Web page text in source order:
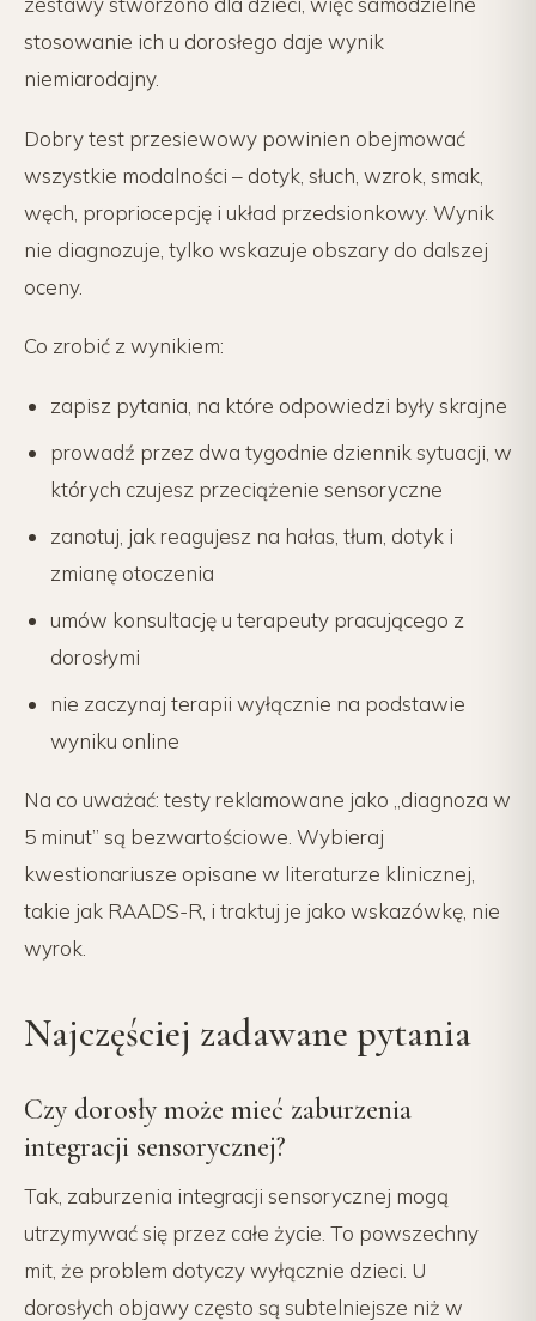
stosowanie ich u dorosłego daje wynik
niemiarodajny.
Dobry test przesiewowy powinien obejmować
wszystkie modalności – dotyk, słuch, wzrok, smak,
węch, propriocepcję i układ przedsionkowy. Wynik
nie diagnozuje, tylko wskazuje obszary do dalszej
oceny.
Co zrobić z wynikiem:
zapisz pytania, na które odpowiedzi były skrajne
prowadź przez dwa tygodnie dziennik sytuacji, w
których czujesz przeciążenie sensoryczne
zanotuj, jak reagujesz na hałas, tłum, dotyk i
zmianę otoczenia
umów konsultację u terapeuty pracującego z
dorosłymi
nie zaczynaj terapii wyłącznie na podstawie
wyniku online
Na co uważać: testy reklamowane jako „diagnoza w
5 minut” są bezwartościowe. Wybieraj
kwestionariusze opisane w literaturze klinicznej,
takie jak RAADS-R, i traktuj je jako wskazówkę, nie
wyrok.
Najczęściej zadawane pytania
Czy dorosły może mieć zaburzenia
integracji sensorycznej?
Tak, zaburzenia integracji sensorycznej mogą
utrzymywać się przez całe życie. To powszechny
mit, że problem dotyczy wyłącznie dzieci. U
dorosłych objawy często są subtelniejsze niż w